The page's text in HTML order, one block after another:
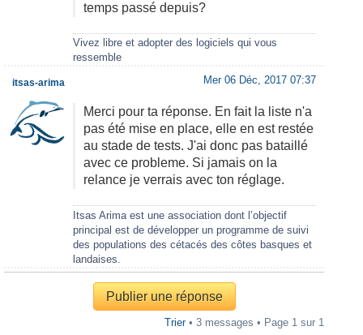
temps passé depuis?
Vivez libre et adopter des logiciels qui vous
ressemble
Mer 06 Déc, 2017 07:37
Merci pour ta réponse. En fait la liste n'a
pas été mise en place, elle en est restée
au stade de tests. J'ai donc pas bataillé
avec ce probleme. Si jamais on la
relance je verrais avec ton réglage.
Itsas Arima est une association dont l’objectif
principal est de développer un programme de suivi
des populations des cétacés des côtes basques et
landaises.
itsas-arima
Publier une réponse
Trier• 3 messages • Page 1 sur 1